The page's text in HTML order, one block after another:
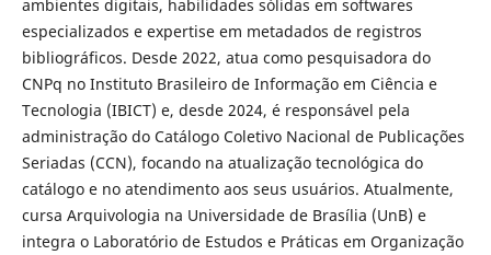
ambientes digitais, habilidades sólidas em softwares
especializados e expertise em metadados de registros
bibliográficos. Desde 2022, atua como pesquisadora do
CNPq no Instituto Brasileiro de Informação em Ciência e
Tecnologia (IBICT) e, desde 2024, é responsável pela
administração do Catálogo Coletivo Nacional de Publicações
Seriadas (CCN), focando na atualização tecnológica do
catálogo e no atendimento aos seus usuários. Atualmente,
cursa Arquivologia na Universidade de Brasília (UnB) e
integra o Laboratório de Estudos e Práticas em Organização